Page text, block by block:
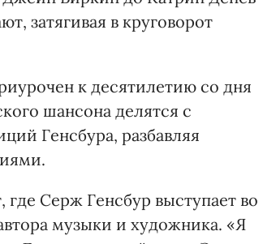
затягивая в круговорот
к десятилетию со дня
шансона делятся с
Генсбура, разбавляя
Серж Генсбур выступает во
музыки и художника. «Я